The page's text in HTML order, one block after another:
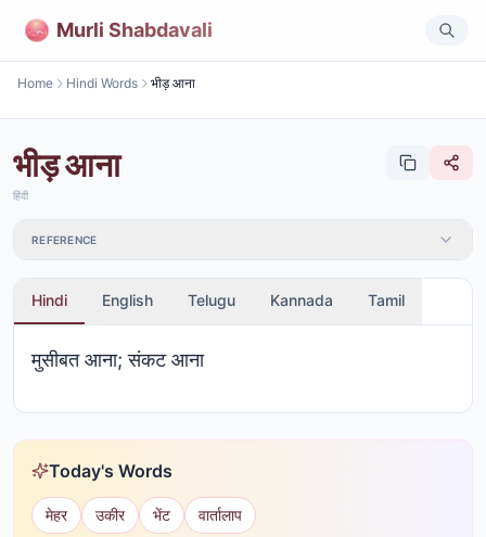
Murli Shabdavali
Home Hindi Words भीड़ आना
भीड़ आना
हिंदी
REFERENCE
Hindi English Telugu Kannada Tamil
मुसीबत आना; संकट आना
Today's Words
मेहर उकीर भेंट वार्तालाप